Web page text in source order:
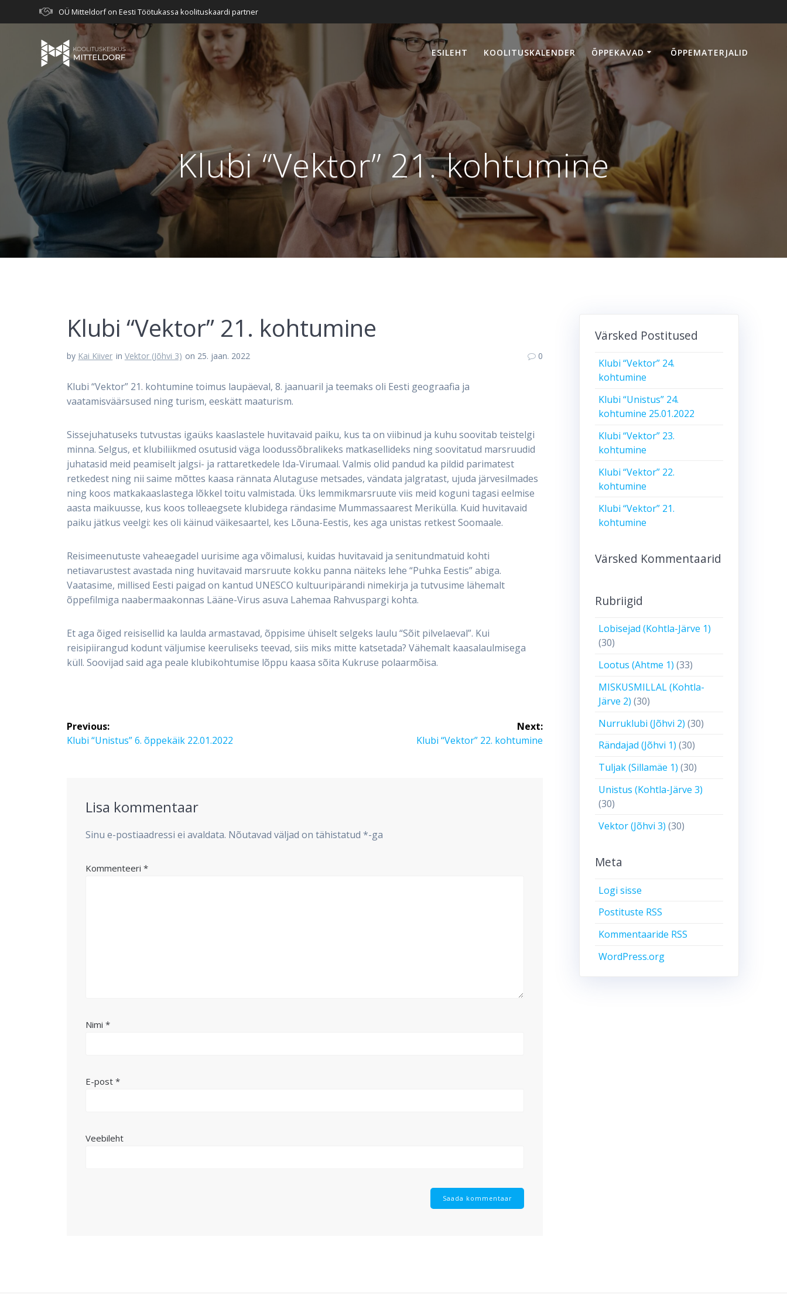
to
OÜ Mitteldorf on Eesti Töötukassa koolituskaardi partner
ESILEHT KOOLITUSKALENDER ÕPPEKAVAD ÕPPEMATERJALID
Klubi “Vektor” 21. kohtumine
Klubi “Vektor” 21. kohtumine
by Kai Kiiver in Vektor (Jõhvi 3) on 25. jaan. 2022 0
Klubi “Vektor” 21. kohtumine toimus laupäeval, 8. jaanuaril ja teemaks oli Eesti geograafia ja
vaatamisväärsused ning turism, eeskätt maaturism.
Sissejuhatuseks tutvustas igaüks kaaslastele huvitavaid paiku, kus ta on viibinud ja kuhu soovitab teistelgi
minna. Selgus, et klubiliikmed osutusid väga loodussõbralikeks matkasellideks ning soovitatud marsruudid
juhatasid meid peamiselt jalgsi- ja rattaretkedele Ida-Virumaal. Valmis olid pandud ka pildid parimatest
retkedest ning nii saime mõttes kaasa rännata Alutaguse metsades, vändata jalgratast, ujuda järvesilmades
ning koos matkakaaslastega lõkkel toitu valmistada. Üks lemmikmarsruute viis meid koguni tagasi eelmise
aasta maikuusse, kus koos tolleaegsete klubidega rändasime Mummassaarest Merikülla. Kuid huvitavaid
paiku jätkus veelgi: kes oli käinud väikesaartel, kes Lõuna-Eestis, kes aga unistas retkest Soomaale.
Reisimeenutuste vaheaegadel uurisime aga võimalusi, kuidas huvitavaid ja senitundmatuid kohti
netiavarustest avastada ning huvitavaid marsruute kokku panna näiteks lehe “Puhka Eestis” abiga.
Vaatasime, millised Eesti paigad on kantud UNESCO kultuuripärandi nimekirja ja tutvusime lähemalt
õppefilmiga naabermaakonnas Lääne-Virus asuva Lahemaa Rahvuspargi kohta.
Et aga õiged reisisellid ka laulda armastavad, õppisime ühiselt selgeks laulu “Sõit pilvelaeval”. Kui
reisipiirangud kodunt väljumise keeruliseks teevad, siis miks mitte katsetada? Vähemalt kaasalaulmisega
küll. Soovijad said aga peale klubikohtumise lõppu kaasa sõita Kukruse polaarmõisa.
Navigeerimine
Previous:
Previous
Klubi “Unistus” 6. õppekäik 22.01.2022
Next:
Next
Klubi “Vektor” 22. kohtumine
Lisa kommentaar
Sinu e-postiaadressi ei avaldata. Nõutavad väljad on tähistatud*-ga
Kommenteeri*
Nimi*
E-post*
Veebileht
Värsked Postitused
Klubi “Vektor” 24.
kohtumine
Klubi “Unistus” 24.
kohtumine 25.01.2022
Klubi “Vektor” 23.
kohtumine
Klubi “Vektor” 22.
kohtumine
Klubi “Vektor” 21.
kohtumine
Värsked Kommentaarid
Rubriigid
Lobisejad (Kohtla-Järve 1)
(30)
Lootus (Ahtme 1) (33)
MISKUSMILLAL (Kohtla-
Järve 2) (30)
Nurruklubi (Jõhvi 2) (30)
Rändajad (Jõhvi 1) (30)
Tuljak (Sillamäe 1) (30)
Unistus (Kohtla-Järve 3)
(30)
Vektor (Jõhvi 3) (30)
Meta
Logi sisse
Postituste RSS
Kommentaaride RSS
WordPress.org